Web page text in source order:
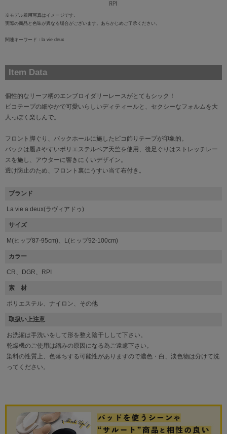
※モデル着用写真はイメージです。
実際の商品と色味が異なる場合がございます。あらかじめご了承ください。
関連キーワード：la vie deux
Item Data
個性的なリーフ柄のエンブロイダリーレースがとてもシック！
ピコテープの細やかで可愛いらしいディティールと、セクシーなフォルムを大
人っぽく楽しんで。
フロント脚ぐり、バックホールに施したピコ飾りテープが印象的。
バックは履きやすいポリエステルベア天竺を使用、後足ぐりはストレッチレー
スを施し、アウターに響きにくいデザイン。
透け防止のため、フロント裏にうすい当て布付き。
ブランド
La vie a deux(ラヴィアドゥ)
サイズ
M(ヒップ87-95cm)、L(ヒップ92-100cm)
カラー
CR、DGR、RPI
素 材
ポリエステル、ナイロン、その他
取扱い上注意
お洗濯は手洗いをして形を整え陰干しして下さい。
乾燥機のご使用は縮みの原因になる為ご遠慮下さい。
染料の性質上、色落ちする可能性がありますので濃色・白、淡色物は分けて洗
ってください。